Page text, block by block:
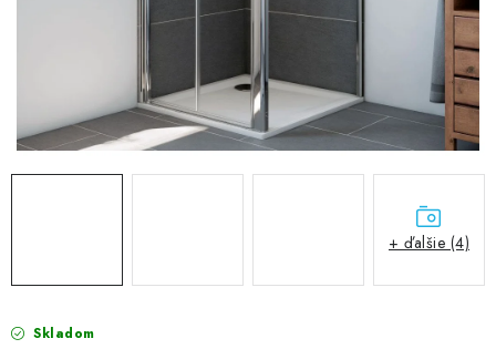
Reklamačný poriadok
Blog
Ochrana osobných údajov GDPR
Predajňa Nitra
Formulár na vrátenie tovaru
Skladom
+ ďalšie (4)